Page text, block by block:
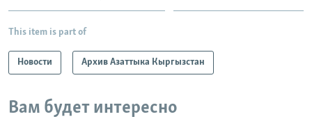
This item is part of
Новости Архив Азаттыка Кыргызстан
Вам будет интересно